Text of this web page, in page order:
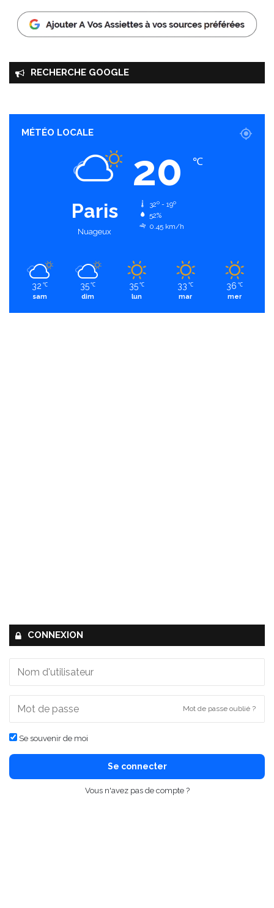
RECHERCHE GOOGLE
MÉTÉO LOCALE
Paris
Nuageux
20 ℃
32º - 19º
52%
0.45 km/h
32 ℃
sam
35 ℃
dim
35 ℃
lun
33 ℃
mar
36 ℃
mer
CONNEXION
Mot de passe oublié ?
Se souvenir de moi
Se connecter
Vous n'avez pas de compte ?